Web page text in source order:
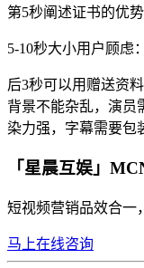
第5秒阐述证书的优
5-10秒大小用户顾虑
后3秒可以用赠送资
背景不能杂乱，演员
染力强，字幕需要包
「星晨互娱」
短视频营销品效合一
马上在线咨询